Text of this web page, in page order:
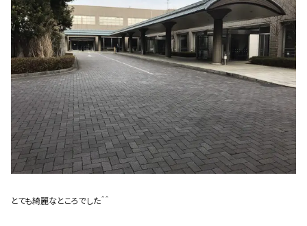
とても綺麗なところでした＾＾